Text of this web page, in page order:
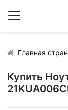
Главная
Купить